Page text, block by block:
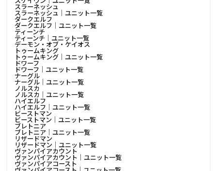
スラーネッシュ
スラーネッシュ│ユニット一覧
ダークエルフ
ダークエルフ│ユニット一覧
ティーンチ
ティーンチ│ユニット一覧
デーモン・オブ・ケイオス
トゥームキング
トゥームキング│ユニット一覧
ドワーフ
ドワーフ│ユニット一覧
ナーグル
ナーグル│ユニット一覧
ノルスカ
ノルスカ│ユニット一覧
ハイエルフ
ハイエルフ│ユニット一覧
ビーストマン
ビーストマン│ユニット一覧
ブレトニア
ブレトニア│ユニット一覧
リザードマン
リザードマン│ユニット一覧
ヴァンパイアカウント
ヴァンパイアカウント│ユニット一覧
ヴァンパイアコースト